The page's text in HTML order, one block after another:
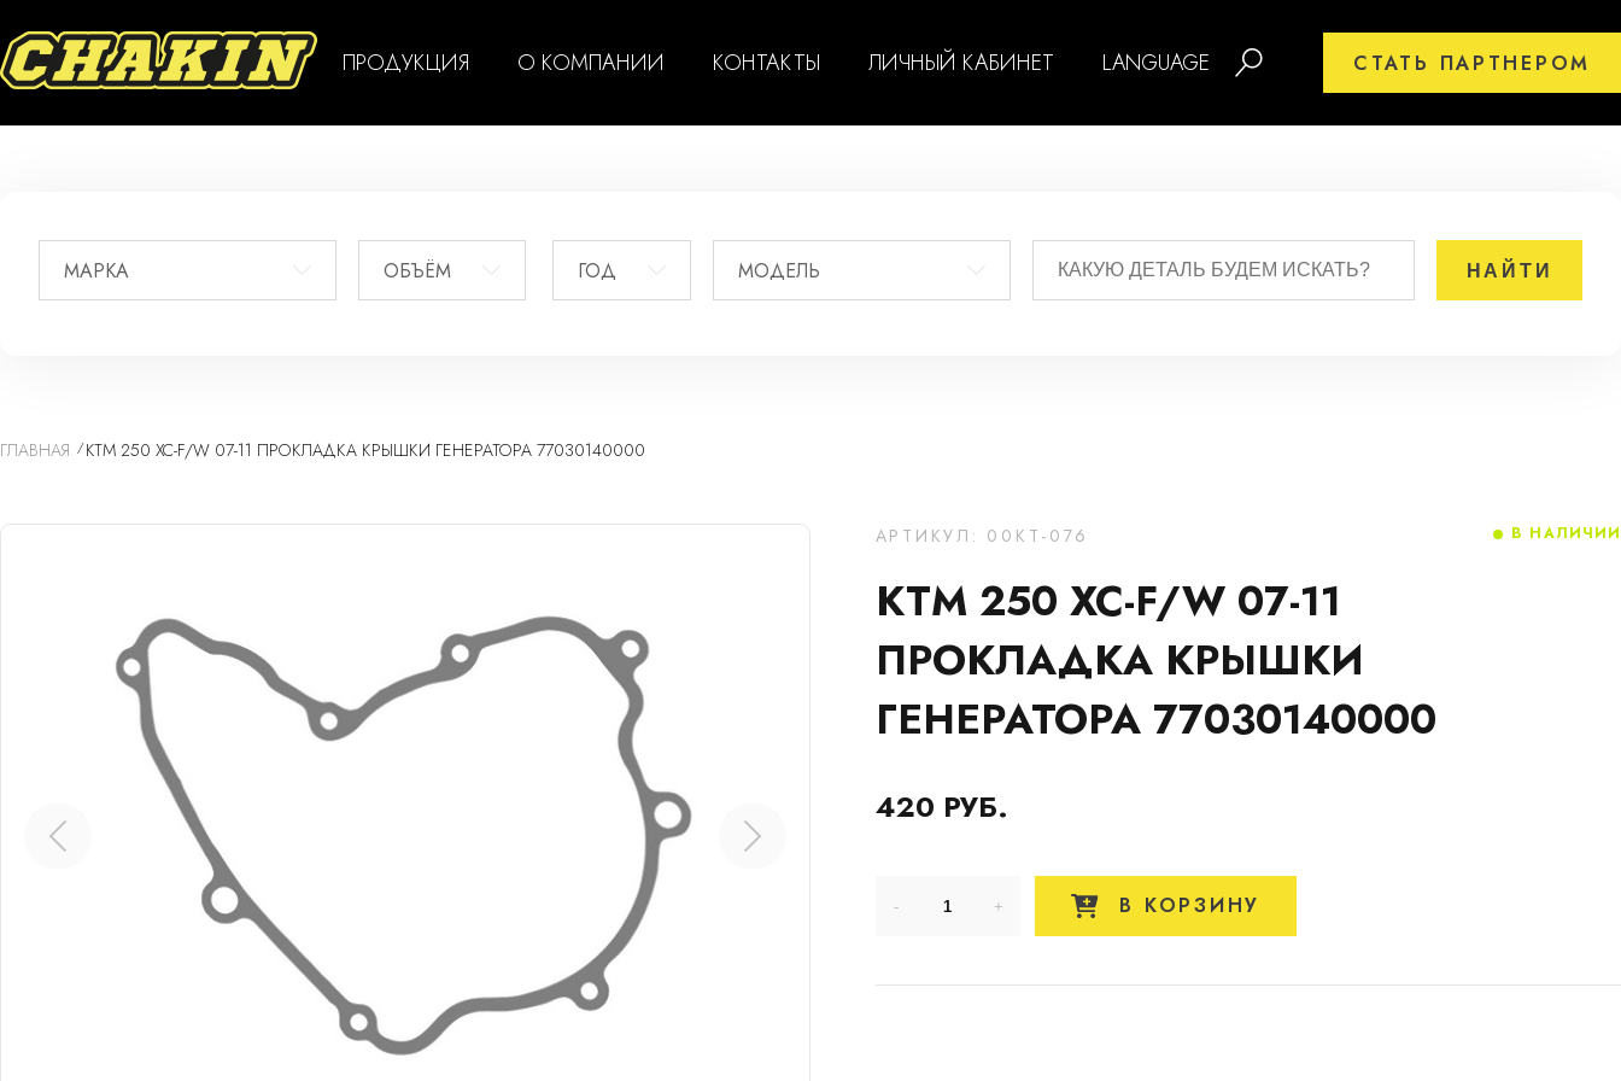
ПРОДУКЦИЯ О КОМПАНИИ КОНТАКТЫ ЛИЧНЫЙ КАБИНЕТ LANGUAGE СТАТЬ ПАРТНЕРОМ
МАРКА ОБЪЁМ ГОД МОДЕЛЬ
ГЛАВНАЯ KTM 250 XC-F/W 07-11 ПРОКЛАДКА КРЫШКИ ГЕНЕРАТОРА 77030140000
АРТИКУЛ: 00KT-076
KTM 250 XC-F/W 07-11
ПРОКЛАДКА КРЫШКИ
ГЕНЕРАТОРА 77030140000
420 РУБ.
В НАЛИЧИИ
В КОРЗИНУ